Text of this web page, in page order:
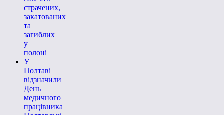
страчених,
закатованих
та
загиблих
у
полоні
У
Полтаві
відзначили
День
медичного
працівника